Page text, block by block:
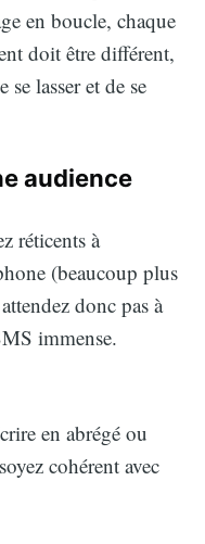
en boucle, chaque
doit être différent,
lasser et de se
audience
réticents à
(beaucoup plus
donc pas à
immense.
en abrégé ou
cohérent avec